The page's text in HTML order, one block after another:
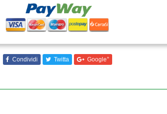
Condividi Twitta Google+